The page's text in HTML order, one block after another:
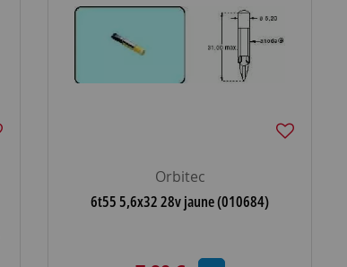
Orbitec
6t55 5,6x32 28v jaune (010684)